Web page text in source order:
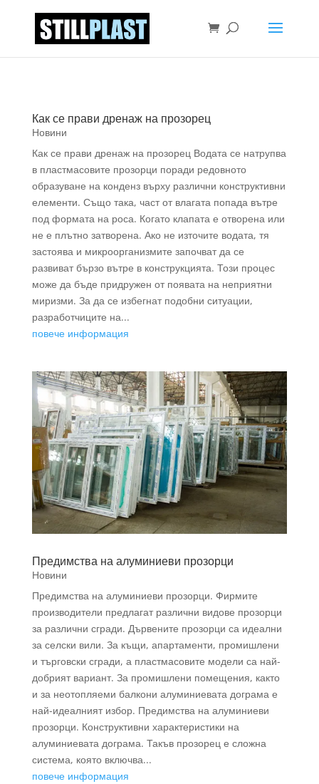
Как се прави дренаж на прозорец
Новини
Как се прави дренаж на прозорец Водата се натрупва
в пластмасовите прозорци поради редовното
образуване на конденз върху различни конструктивни
елементи. Също така, част от влагата попада вътре
под формата на роса. Когато клапата е отворена или
не е плътно затворена. Ако не източите водата, тя
застоява и микроорганизмите започват да се
развиват бързо вътре в конструкцията. Този процес
може да бъде придружен от появата на неприятни
миризми. За да се избегнат подобни ситуации,
разработчиците на...
повече информация
Предимства на алуминиеви прозорци
Новини
Предимства на алуминиеви прозорци. Фирмите
производители предлагат различни видове прозорци
за различни сгради. Дървените прозорци са идеални
за селски вили. За къщи, апартаменти, промишлени
и търговски сгради, а пластмасовите модели са най-
добрият вариант. За промишлени помещения, както
и за неотопляеми балкони алуминиевата дограма е
най-идеалният избор. Предимства на алуминиеви
прозорци. Конструктивни характеристики на
алуминиевата дограма. Такъв прозорец е сложна
система, която включва...
повече информация